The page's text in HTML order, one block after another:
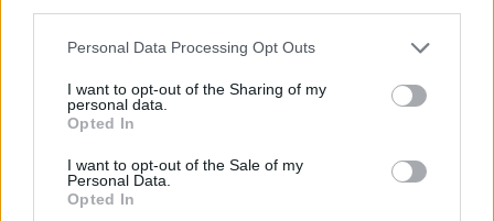
Personal Data Processing Opt Outs
I want to opt-out of the Sharing of my
personal data.
Opted In
I want to opt-out of the Sale of my
Personal Data.
Opted In
Születésnapi programokkal várja a
hétvégén a közönséget a 160 éves
ÉLŐ BOLYGÓNK
Szedd magad őszibarack: itt vannak
a legjobb lelőhelyek!